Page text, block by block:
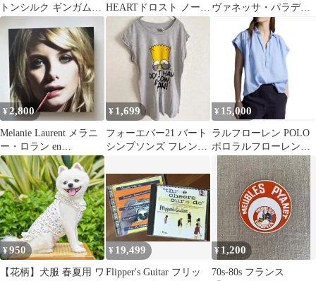
トンシルク ギンガムチ
ェック ワンピース 36 S
HEARTドロスト ノース
リーブ ポロニット 26ss
ヴァネッサ・パラディ
◾️Be My Baby
¥2,800
Melanie Laurent メラニ
ー・ロラン en
t'attendant
¥ 1,699
フォーエバー21 バート
シンプソンズ フレンチ
レー
¥ 15,000
ラルフローレン POLO
ポロラルフローレンリ
ネンフレンチシャツブ
ラウス麻 S
¥950
【花柄】犬服 春夏用 ワ
¥ 19,499
Flipper's Guitar フリッ
¥ 1,200
70s-80s フランス